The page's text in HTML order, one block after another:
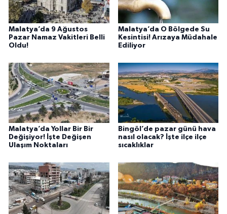
Malatya’da 9 Ağustos
Pazar Namaz Vakitleri Belli
Oldu!
Malatya’da O Bölgede Su
Kesintisi! Arızaya Müdahale
Ediliyor
Malatya’da Yollar Bir Bir
Değişiyor! İşte Değişen
Ulaşım Noktaları
Bingöl’de pazar günü hava
nasıl olacak? İşte ilçe ilçe
sıcaklıklar